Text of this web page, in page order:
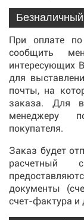
Безналичный
При оплате по
сообщить
интересующих
для
почты, на
заказа. Для
менеджеру
покупателя.
Заказ будет
расчетный
документы
счет-фактура и